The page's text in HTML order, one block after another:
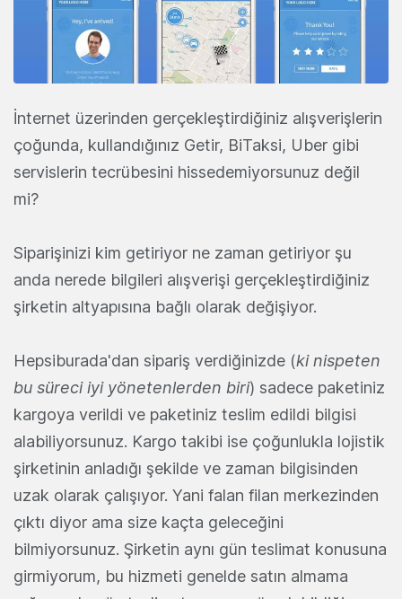
İnternet üzerinden gerçekleştirdiğiniz alışverişlerin
çoğunda, kullandığınız Getir, BiTaksi, Uber gibi
servislerin tecrübesini hissedemiyorsunuz değil
mi?
Siparişinizi kim getiriyor ne zaman getiriyor şu
anda nerede bilgileri alışverişi gerçekleştirdiğiniz
şirketin altyapısına bağlı olarak değişiyor.
Hepsiburada'dan sipariş verdiğinizde (ki nispeten
bu süreci iyi yönetenlerden biri) sadece paketiniz
kargoya verildi ve paketiniz teslim edildi bilgisi
alabiliyorsunuz. Kargo takibi ise çoğunlukla lojistik
şirketinin anladığı şekilde ve zaman bilgisinden
uzak olarak çalışıyor. Yani falan filan merkezinden
çıktı diyor ama size kaçta geleceğini
bilmiyorsunuz. Şirketin aynı gün teslimat konusuna
girmiyorum, bu hizmeti genelde satın almama